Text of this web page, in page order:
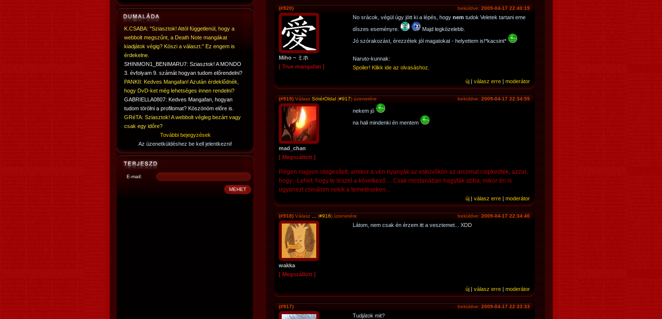
K.CSABA: "Sziasztok! Attól függetlenül, hogy a
webbolt megszűnt, a Death Note mangákat
kiadjátok végig? Köszi a választ." Ez engem is
érdekelne.
SHINMON1_BENIMARU7: Sziasztok! A MONDO
3. évfolyam 9. számát hogyan tudom előrendelni?
PANKII: Kedves Mangafan! Azután érdeklődnék,
hogy DvD-ket még lehetséges innen rendelni?
GABRIELLA0807: Kedves Mangafan, hogyan
tudom törölni a profilomat? Köszönöm előre is.
GRéTA: Sziasztok! A webbolt végleg bezárt vagy
csak egy időre?
További bejegyzések
Az üzenetküldéshez be kell jelentkezni!
E-mail:
beküldve: 2009-04-17 22:40:19
(#920)
Miho ~ ミホ
[ True mangafan ]
No srácok, végül úgy jött ki a lépés, hogy nem tudok Veletek tartani eme
díszes eseményre.
Majd legközelebb.
Jó szórakozást, érezzétek jól magatokat - helyettem is!*kacsint*
Naruto-kunnak:
Spoiler! Klikk ide az olvasáshoz.
új | válasz erre | moderátor
beküldve: 2009-04-17 22:34:55
(#919) Válasz SötétOldal (#917) üzenetére
mad_chan
[ Megszállott ]
nekem jó
na hali mindenki én mentem
Régen nagyon idegesített, amikor a vén nyanyák az esküvőkön az arcomat csipkedték, azzal,
hogy: -Lehet, hogy te leszel a következő.... Csak mostanában hagyták abba, mikor én is
ugyanezt csinálom nekik a temetéseken...
új | válasz erre | moderátor
beküldve: 2009-04-17 22:34:40
(#918) Válasz (#916) üzenetére
wakka
[ Megszállott ]
Látom, nem csak én érzem itt a vesztemet... XDD
új | válasz erre | moderátor
beküldve: 2009-04-17 22:33:33
(#917)
Tudjátok mit?